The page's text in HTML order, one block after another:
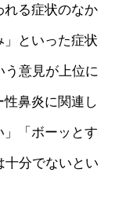
れる症状のなか
といった症状
う意見が上位に
鼻炎に関連し
「ボーッとす
十分でないとい